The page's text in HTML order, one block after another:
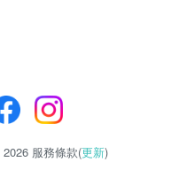
服務條款(更新)